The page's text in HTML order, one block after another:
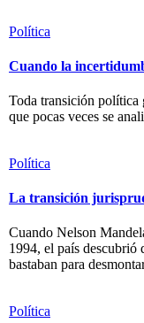
Política
Cuando la
Toda transición política
que pocas veces se
Política
La transición
Cuando Nelson
1994, el país descubrió
bastaban para
Política